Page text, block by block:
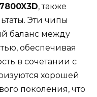
, также
Эти чипы
баланс между
обеспечивая
в сочетании с
хорошей
поколения, что